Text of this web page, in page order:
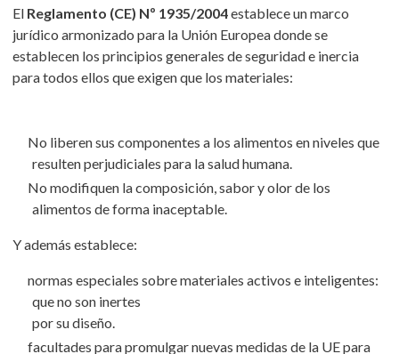
El Reglamento (CE) Nº 1935/2004establece un marco
jurídico armonizado para la Unión Europea donde se
establecen los principios generales de seguridad e inercia
para todos ellos que exigen que los materiales:
No liberen sus componentes a los alimentos en niveles que
resulten perjudiciales para la salud humana.
No modifiquen la composición, sabor y olor de los
alimentos de forma inaceptable.
Y además establece:
normas especiales sobre materiales activos e inteligentes:
que no son inertes
por su diseño.
facultades para promulgar nuevas medidas de la UE para